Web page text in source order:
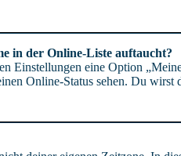
in der Online-Liste auftaucht?
Einstellungen eine Option
Online-Status sehen. Du wirst